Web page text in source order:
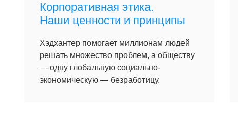
Корпоративная этика.
Наши ценности и принципы
Хэдхантер помогает миллионам людей
решать множество проблем, а обществу
— одну глобальную социально-
экономическую — безработицу.